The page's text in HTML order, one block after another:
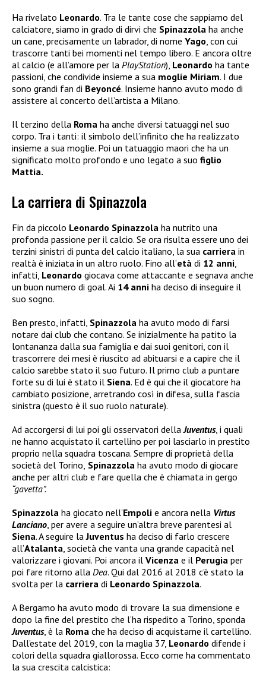
Ha rivelato Leonardo. Tra le tante cose che sappiamo del
calciatore, siamo in grado di dirvi che Spinazzola ha anche
un cane, precisamente un labrador, di nome Yago , con cui
trascorre tanti bei momenti nel tempo libero. E ancora oltre
al calcio (e all’amore per la PlayStation), Leonardo ha tante
passioni, che condivide insieme a sua moglie Miriam. I due
sono grandi fan di Beyoncé. Insieme hanno avuto modo di
assistere al concerto dell’artista a Milano.
Il terzino della Roma ha anche diversi tatuaggi nel suo
corpo. Tra i tanti: il simbolo dell’infinito che ha realizzato
insieme a sua moglie. Poi un tatuaggio maori che ha un
significato molto profondo e uno legato a suo figlio
Mattia.
La carriera di Spinazzola
Fin da piccolo Leonardo Spinazzola ha nutrito una
profonda passione per il calcio. Se ora risulta essere uno dei
terzini sinistri di punta del calcio italiano, la sua carriera in
realtà è iniziata in un altro ruolo. Fino all’età di 12 anni,
infatti, Leonardo giocava come attaccante e segnava anche
un buon numero di goal. Ai 14 anni ha deciso di inseguire il
suo sogno.
Ben presto, infatti, Spinazzola ha avuto modo di farsi
notare dai club che contano. Se inizialmente ha patito la
lontananza dalla sua famiglia e dai suoi genitori, con il
trascorrere dei mesi è riuscito ad abituarsi e a capire che il
calcio sarebbe stato il suo futuro. Il primo club a puntare
forte su di lui è stato il Siena. Ed è qui che il giocatore ha
cambiato posizione, arretrando così in difesa, sulla fascia
sinistra (questo è il suo ruolo naturale).
Ad accorgersi di lui poi gli osservatori dellaJuventus, i quali
ne hanno acquistato il cartellino per poi lasciarlo in prestito
proprio nella squadra toscana. Sempre di proprietà della
società del Torino, Spinazzola ha avuto modo di giocare
anche per altri club e fare quella che è chiamata in gergo
“gavetta”.
Spinazzola ha giocato nell’Empoli e ancora nella Virtus
Lanciano, per avere a seguire un’altra breve parentesi al
Siena. A seguire laJuventus ha deciso di farlo crescere
all’Atalanta, società che vanta una grande capacità nel
valorizzare i giovani. Poi ancora il Vicenza e il Perugia per
poi fare ritorno alla Dea. Qui dal 2016 al 2018 c’è stato la
svolta per la carriera di Leonardo Spinazzola.
A Bergamo ha avuto modo di trovare la sua dimensione e
dopo la fine del prestito che l’ha rispedito a Torino, sponda
Juventus, è la Roma che ha deciso di acquistarne il cartellino.
Dall’estate del 2019, con la maglia 37, Leonardo difende i
colori della squadra giallorossa. Ecco come ha commentato
la sua crescita calcistica: